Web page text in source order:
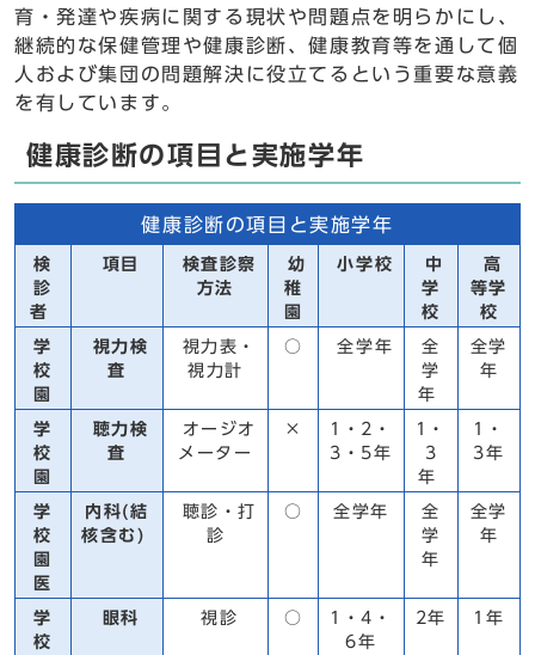
育・発達や疾病に関する現状や問題点を明らかにし、
継続的な保健管理や健康診断、健康教育等を通して個
人および集団の問題解決に役立てるという重要な意義
を有しています。
健康診断の項目と実施学年
健康診断の項目と実施学年
検
診
者
項目
検査診察
方法
幼
稚
園
小学校
中
学
校
高
等学
校
学
校
園
視力検
査
視力表・
視力計
○ 全学年
全
学
年
全学
年
学
校
園
聴力検
査
オージオ
メーター
×
1・2・
3・5年
1・
3
年
1・
3年
学
校
園
医
内科(結
核含む)
聴診・打
診
○ 全学年
全
学
年
全学
年
学
校
眼科 視診 ○
1・4・
6年
2年 1年